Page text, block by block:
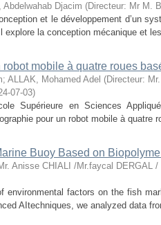
Abdelwahab Djacim (Directeur: Mr M.
et le développement d’un
explore la conception mécanique et
mobile à quatre roues
; ALLAK, Mohamed Adel (Directeur:
07-03)
Supérieure en Sciences
pour un robot mobile à
Buoy Based on
Anisse CHIALI /Mr.faycal DERGAL
environmental factors on the fish
AItechniques, we analyzed data